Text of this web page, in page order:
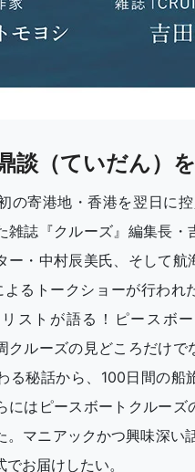
談（ていだん）
の寄港地・香港を翌日に
雑誌『クルーズ』編集長・
ー・中村辰美氏、そして航
るトークショーが行われ
ストが語る！ピースボ
クルーズの見どころだけで
る秘話から、100日間の船
にはピースボートクルーズ
。マニアックかつ興味深い
お届けしたい。